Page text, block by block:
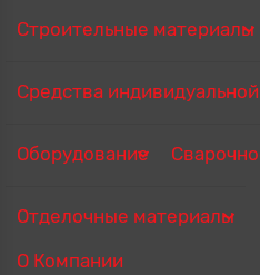
Строительные материалы
Средства
Оборудование
Отделочные материалы
О Компании